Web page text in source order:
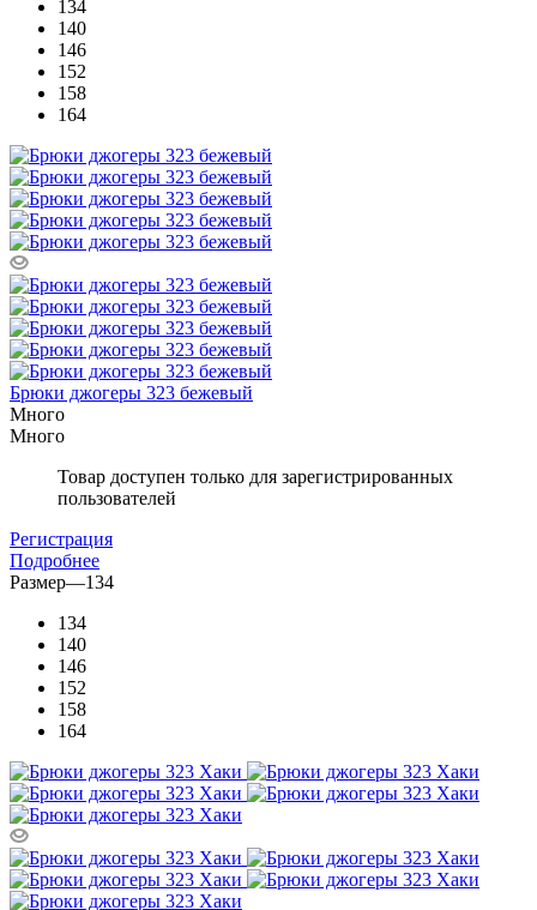
134
140
146
152
158
164
Брюки джогеры 323 бежевый
Много
Много
Товар доступен только для зарегистрированных
пользователей
Регистрация
Подробнее
Размер—134
134
140
146
152
158
164